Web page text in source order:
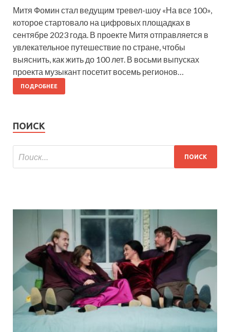
Митя Фомин стал ведущим тревел-шоу «На все 100»,
которое стартовало на цифровых площадках в
сентябре 2023 года. В проекте Митя отправляется в
увлекательное путешествие по стране, чтобы
выяснить, как жить до 100 лет. В восьми выпусках
проекта музыкант посетит восемь регионов…
ПОДРОБНЕЕ
ПОИСК